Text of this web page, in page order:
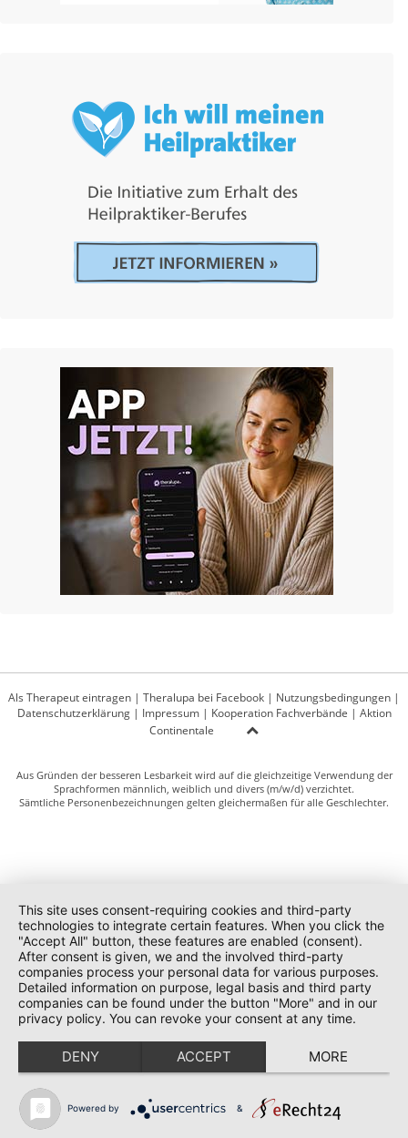
Als Therapeut eintragen | Theralupa bei Facebook | Nutzungsbedingungen |
Datenschutzerklärung| Impressum| Kooperation Fachverbände | Aktion
Continentale
Aus Gründen der besseren Lesbarkeit wird auf die gleichzeitige Verwendung der
Sprachformen männlich, weiblich und divers (m/w/d) verzichtet.
Sämtliche Personenbezeichnungen gelten gleichermaßen für alle Geschlechter.
This site uses consent-requiring cookies and third-party
technologies to integrate certain features. When you click the
"Accept All" button, these features are enabled (consent).
After consent is given, we and the involved third-party
companies process your personal data for various purposes.
Detailed information on purpose, legal basis and third party
companies can be found under the button "More" and in our
privacy policy. You can revoke your consent at any time.
DENY ACCEPT MORE
Powered by &